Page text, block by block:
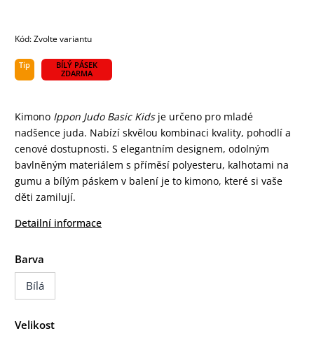
Kód:Zvolte variantu
Tip
BÍLÝ PÁSEK
ZDARMA
Kimono Ippon Judo Basic Kidsje určeno pro mladé
nadšence juda. Nabízí skvělou kombinaci kvality, pohodlí a
cenové dostupnosti. S elegantním designem, odolným
bavlněným materiálem s příměsí polyesteru, kalhotami na
gumu a bílým páskem v balení je to kimono, které si vaše
děti zamilují.
Detailní informace
Barva
Bílá
Velikost